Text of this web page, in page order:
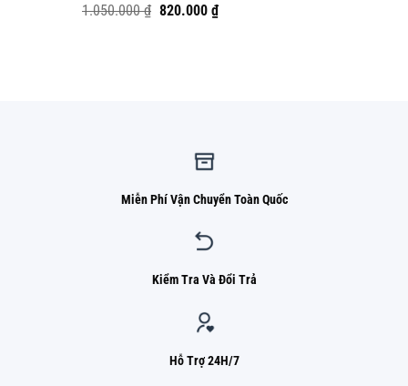
Được xếp
1.050.000₫ Giá
820.000 ₫Giá
Miễn Phí Vận Chuyển Toàn Quốc
Kiểm Tra Và Đổi Trả
Hỗ Trợ 24H/7